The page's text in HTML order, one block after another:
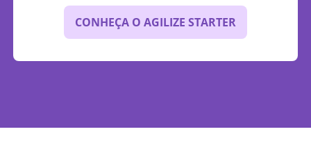
CONHEÇA O AGILIZE STARTER